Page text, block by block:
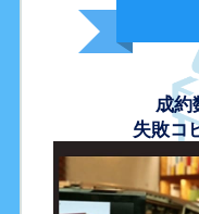
成約
失敗コ